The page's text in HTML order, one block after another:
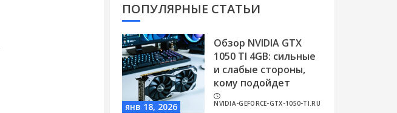
ПОПУЛЯРНЫЕ СТАТЬИ
янв 18, 2026
Обзор NVIDIA GTX
1050 TI 4GB: сильные
и слабые стороны,
кому подойдет
NVIDIA-GEFORCE-GTX-1050-TI.RU